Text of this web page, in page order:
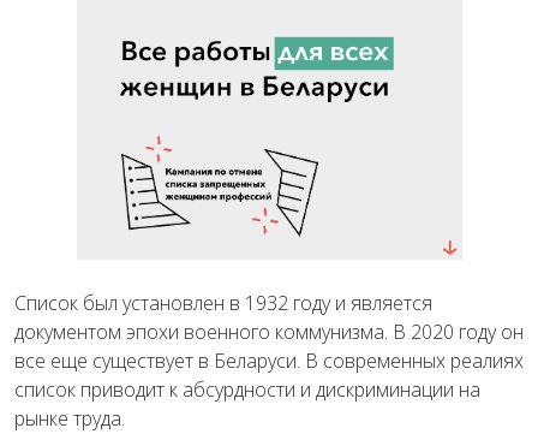
Список был установлен в 1932 году и является
документом эпохи военного коммунизма. В 2020 году он
все еще существует в Беларуси. В современных реалиях
список приводит к абсурдности и дискриминации на
рынке труда.